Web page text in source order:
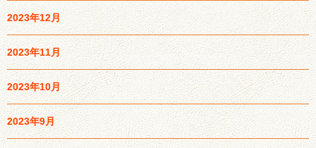
2023年12月
2023年11月
2023年10月
2023年9月